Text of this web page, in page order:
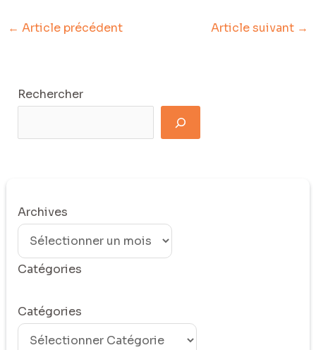
← Article précédent Article suivant →
Rechercher
Archives
Catégories
Catégories